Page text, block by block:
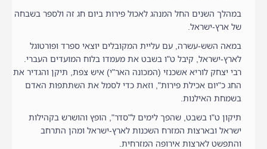
במהלך השנים החל המנהג לאכול פירות ביום חג זה ולספר בשבחה
של ארץ-ישראל.
במאה השש-עשרה, עם עליית המקובלים יוצאי ספרד ופורטוגל
לארץ-ישראל, קיבל ט"ו בשבט את מעמדו בלוח המועדים העברי.
רבי יצחק לוריא אשכנזי (המכונה האר"י) איש צפת, תיקן והגדיר את
החג כ"יום אכילת פירות", וזאת כדי לסמל את השתתפות האדם
בשמחת האילנות.
תיקון ט"ו בשבט, שהפך לימים ל"סדר", הופץ והושרש בקהילות
ישראל ובארצות המזרח השכנות לארץ-ישראל ומהן התרחב
והתפשט לארצות אירופה המזרחית.